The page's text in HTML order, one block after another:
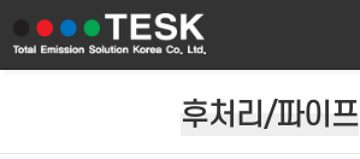
후처리/파이프